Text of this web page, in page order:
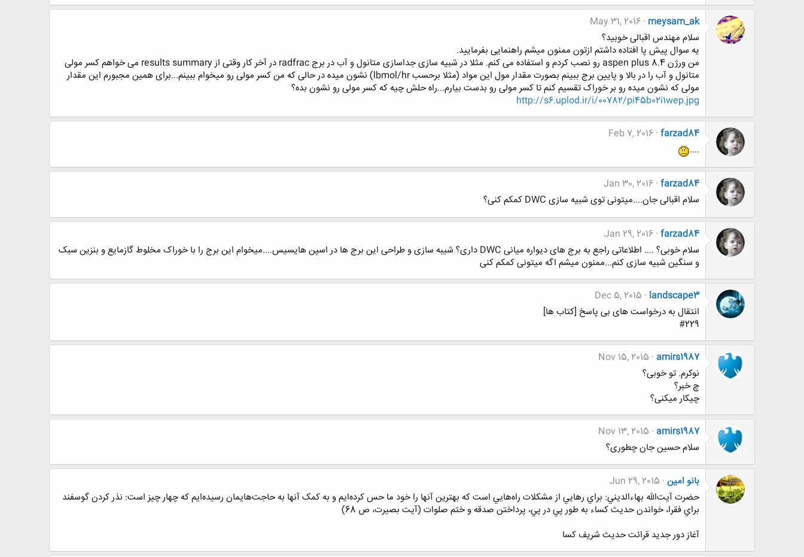
meysam_ak
May 31, 2016
سلام مهندس اقبالی خوبید؟
یه سوال پیش پا افتاده داشتم ازتون ممنون میشم راهنمایی بفرمایید.
من ورژن 8.4 aspen plus رو نصب کردم و استفاده می کنم. مثلا در شبیه سازی جداسازی متانول و آب در برج radfrac در آخر کار وقتی از results summary می خواهم کسر مولی
متانول و آب را در بالا و پایین برج ببینم بصورت مقدار مول این مواد (مثلا برحسب lbmol/hr) نشون میده در حالی که من کسر مولی رو میخوام ببینم...برای همین مجبورم این مقدار
مولی که نشون میده رو بر خوراک تقسیم کنم تا کسر مولی رو بدست بیارم...راه حلش چیه که کسر مولی رو نشون بده؟
http://s6.uplod.ir/i/00782/pi45b02i1wep.jpg
farzad84
Feb 7, 2016
....
farzad84
Jan 30, 2016
سلام اقبالی جان....میتونی توی شبیه سازی DWC کمکم کنی؟
farzad84
Jan 29, 2016
سلام خوبی؟ .... اطلاعاتی راجع به برج های دیواره میانی DWC داری؟ شیبه سازی و طراحی این برج ها در اسپن هایسیس....میخوام این برج را با خوراک مخلوط گازمایع و بنزین سبک
و سنگین شبیه سازی کنم...ممنون میشم اگه میتونی کمکم کنی
landscape3
Dec 5, 2015
انتقال به درخواست های بی پاسخ [کتاب ها]
#229
amirs1987
Nov 15, 2015
نوکرم. تو خوبی؟
چ خبر؟
چیکار میکنی؟
amirs1987
Nov 13, 2015
سلام حسین جان چطوری؟
بانو امین Jun 29, 2015
حضرت آيت‌الله بهاءالديني: براي رهايي از مشکلات راه‌هايي است که بهترين آنها را خود ما حس کرده‌ايم و به کمک آنها به حاجت‌هايمان رسيده‌ايم که چهار چيز است: نذر کردن گوسفند
براي فقرا، خواندن حديث کساء به طور پي در پي، پرداختن صدقه و ختم صلوات (آيت بصيرت، ص 68)
آغاز دور جدید قرائت حدیث شریف کسا